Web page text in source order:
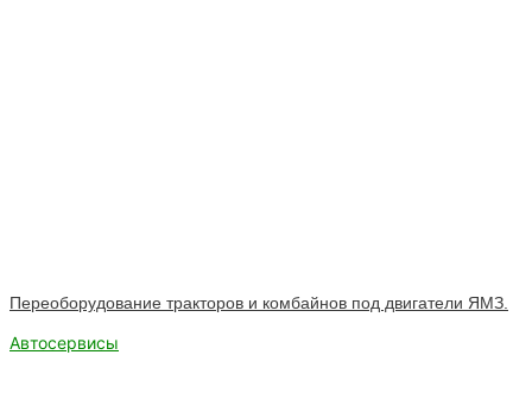
Переоборудование тракторов и комбайнов под двигатели ЯМЗ.
Автосервисы